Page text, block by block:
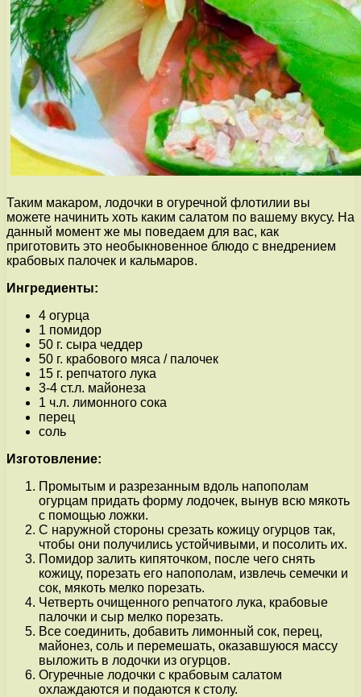
Таким макаром, лодочки в огуречной флотилии вы
можете начинить хоть каким салатом по вашему вкусу. На
данный момент же мы поведаем для вас, как
приготовить это необыкновенное блюдо с внедрением
крабовых палочек и кальмаров.
Ингредиенты:
4 огурца
1 помидор
50 г. сыра чеддер
50 г. крабового мяса / палочек
15 г. репчатого лука
3-4 ст.л. майонеза
1 ч.л. лимонного сока
перец
соль
Изготовление:
Промытым и разрезанным вдоль напополам
огурцам придать форму лодочек, вынув всю мякоть
с помощью ложки.
С наружной стороны срезать кожицу огурцов так,
чтобы они получились устойчивыми, и посолить их.
Помидор залить кипяточком, после чего снять
кожицу, порезать его напополам, извлечь семечки и
сок, мякоть мелко порезать.
Четверть очищенного репчатого лука, крабовые
палочки и сыр мелко порезать.
Все соединить, добавить лимонный сок, перец,
майонез, соль и перемешать, оказавшуюся массу
выложить в лодочки из огурцов.
Огуречные лодочки с крабовым салатом
охлаждаются и подаются к столу.